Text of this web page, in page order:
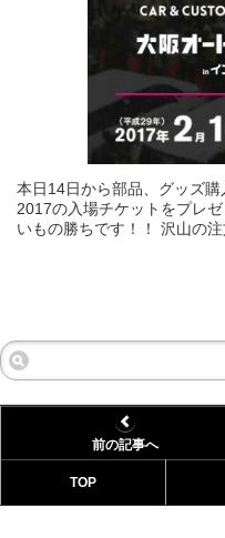
本日14日から部品、グッズ
2017の入場チケットをプレ
いもの勝ちです！！ 沢山の
前の記事へ
TOP